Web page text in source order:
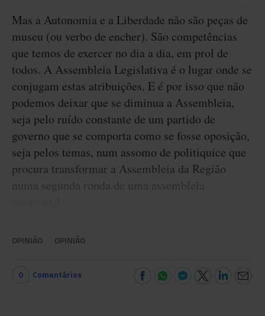
Mas a Autonomia e a Liberdade não são peças de
museu (ou verbo de encher). São competências
que temos de exercer no dia a dia, em prol de
todos. A Assembleia Legislativa é o lugar onde se
conjugam estas atribuições. E é por isso que não
podemos deixar que se diminua a Assembleia,
seja pelo ruído constante de um partido de
governo que se comporta como se fosse oposição,
seja pelos temas, num assomo de politiquice que
procura transformar a Assembleia da Região
numa segunda ronda de uma assembleia
OPINIÃO OPINIÃO
0 Comentários